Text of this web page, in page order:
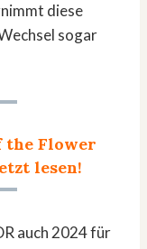
diese
sogar
the Flower
lesen!
auch 2024 für